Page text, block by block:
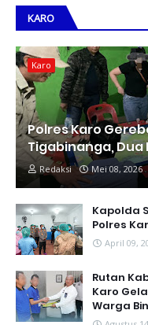
KARO
Karo
Polres Karo
Tigabinanga,
Redaksi Mei 08, 2026
Kapolda
Polres
April 09,
Rutan
Karo
Warga